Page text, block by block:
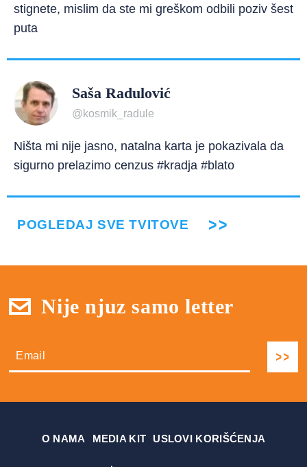
stignete, mislim da ste mi greškom odbili poziv šest
puta
Saša Radulović
@kosmik_radule
Ništa mi nije jasno, natalna karta je pokazivala da
sigurno prelazimo cenzus #kradja #blato
POGLEDAJ SVE TVITOVE
Nije njuz samo letter
О NAMA MEDIA KIT USLOVI KORIŠĆENJA